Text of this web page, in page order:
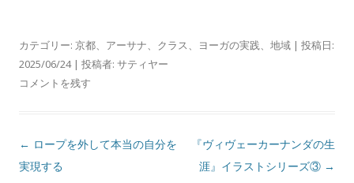
カテゴリー: 京都、 アーサナ、 クラス、 ヨーガの実践、 地域 | 投稿日:
2025/06/24| 投稿者: サティヤー
コメントを残す
投
稿
← ロープを外して本当の自分を
実現する
『ヴィヴェーカーナンダの生
涯』イラストシリーズ③ →